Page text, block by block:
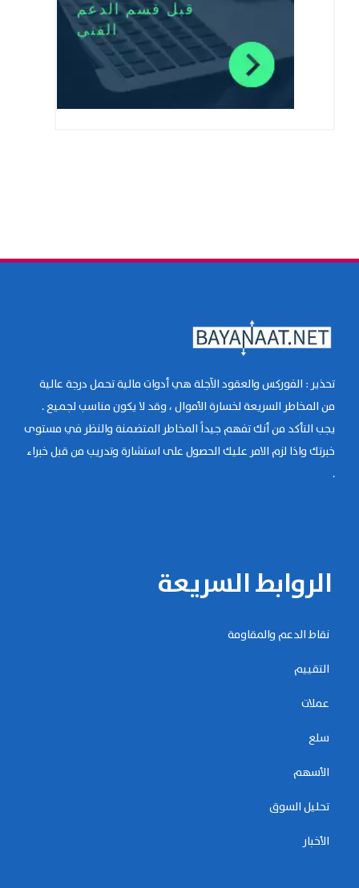
تحذير : الفوركس والعقود الآجلة هي أدوات مالية تحمل درجة عالية
من المخاطر السريعة لخسارة الأموال ، وقد لا يكون مناسب لجميع .
يجب التأكد من أنك تفهم جيداً المخاطر المتضمنة والنظر في مستوى
خبرتك واذا لزم الامر عليك الحصول على استشارة وتدريب من قبل خبراء
.
الروابط السريعة
نقاط الدعم والمقاومة
التقييم
عملات
سلع
الأسهم
تحليل السوق
الأخبار